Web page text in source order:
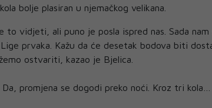
bolje plasiran u njemačkog velikana.
to vidjeti, ali puno je posla ispred nas. Sada
prvaka. Kažu da će desetak bodova biti
ostvariti, kazao je Bjelica.
Da, promjena se dogodi preko noći. Kroz tri kola…